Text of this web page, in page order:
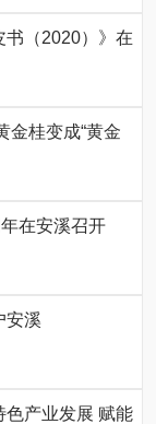
书（2020）》在
金桂变成“黄金
在安溪召开
安溪
色产业发展 赋能